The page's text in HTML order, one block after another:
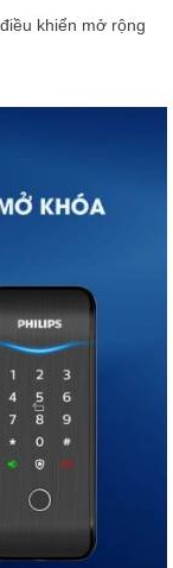
khiển mở rộng